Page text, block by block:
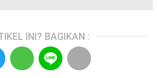
INI? BAGIKAN :